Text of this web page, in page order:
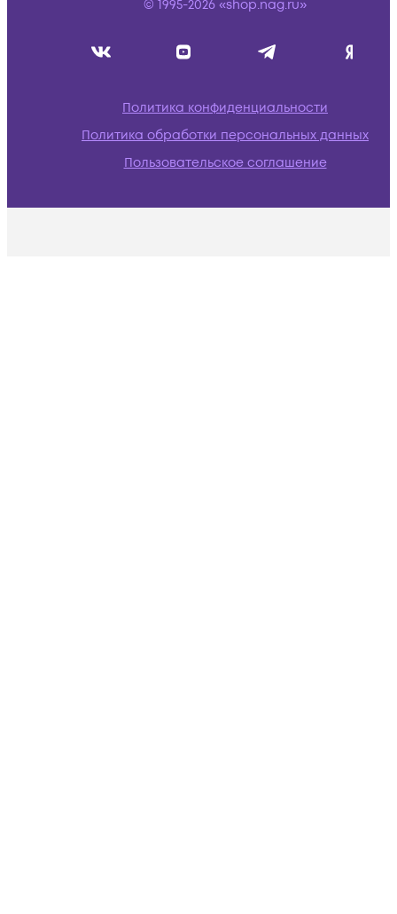
© 1995-2026 «shop.nag.ru»
Политика конфиденциальности
Политика обработки персональных данных
Пользовательское соглашение